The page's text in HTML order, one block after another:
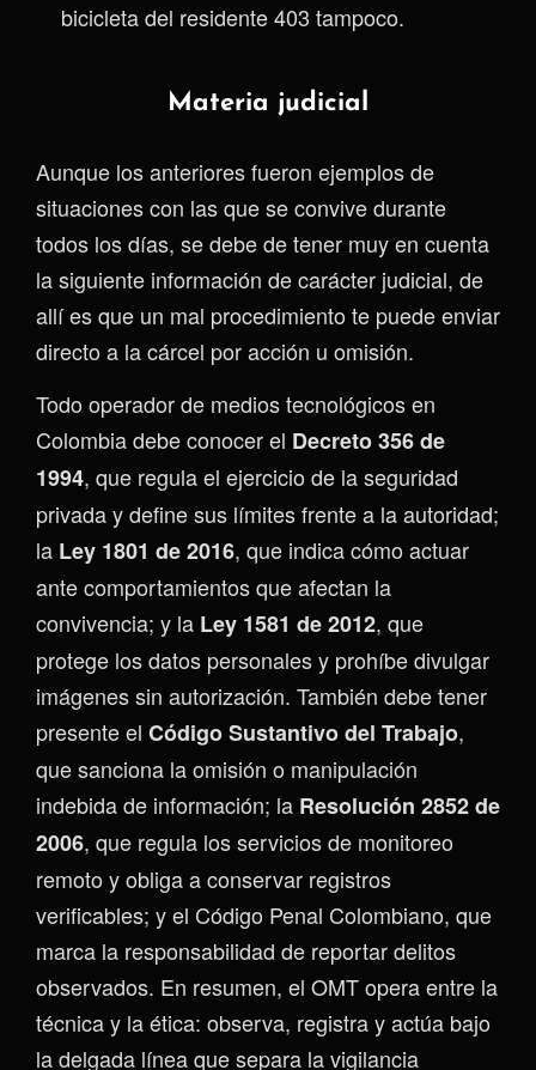
bicicleta del residente 403 tampoco.
Materia judicial
Aunque los anteriores fueron ejemplos de
situaciones con las que se convive durante
todos los días, se debe de tener muy en cuenta
la siguiente información de carácter judicial, de
allí es que un mal procedimiento te puede enviar
directo a la cárcel por acción u omisión.
Todo operador de medios tecnológicos en
Colombia debe conocer el Decreto 356 de
1994, que regula el ejercicio de la seguridad
privada y define sus límites frente a la autoridad;
la Ley 1801 de 2016, que indica cómo actuar
ante comportamientos que afectan la
convivencia; y la Ley 1581 de 2012, que
protege los datos personales y prohíbe divulgar
imágenes sin autorización. También debe tener
presente el Código Sustantivo del Trabajo,
que sanciona la omisión o manipulación
indebida de información; la Resolución 2852 de
2006, que regula los servicios de monitoreo
remoto y obliga a conservar registros
verificables; y el Código Penal Colombiano, que
marca la responsabilidad de reportar delitos
observados. En resumen, el OMT opera entre la
técnica y la ética: observa, registra y actúa bajo
la delgada línea que separa la vigilancia